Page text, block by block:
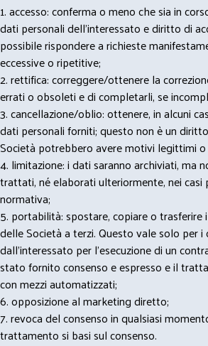
1. accesso: conferma o meno che sia in
dati personali dell’interessato e diritto di
possibile rispondere a richieste
eccessive o ripetitive;
2. rettifica: correggere/ottenere la
errati o obsoleti e di completarli, se
3. cancellazione/oblio: ottenere, in alcuni
dati personali forniti; questo non è un
Società potrebbero avere motivi legittimi
4. limitazione: i dati saranno archiviati, ma
trattati, né elaborati ulteriormente, nei casi
normativa;
5. portabilità: spostare, copiare o
delle Società a terzi. Questo vale solo per
dall’interessato per l’esecuzione di un
stato fornito consenso e espresso e il
con mezzi automatizzati;
6. opposizione al marketing diretto;
7. revoca del consenso in qualsiasi
trattamento si basi sul consenso.